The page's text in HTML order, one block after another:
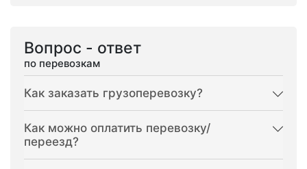
Вопрос - ответ
по перевозкам
Как заказать грузоперевозку?
Как можно оплатить перевозку/
переезд?